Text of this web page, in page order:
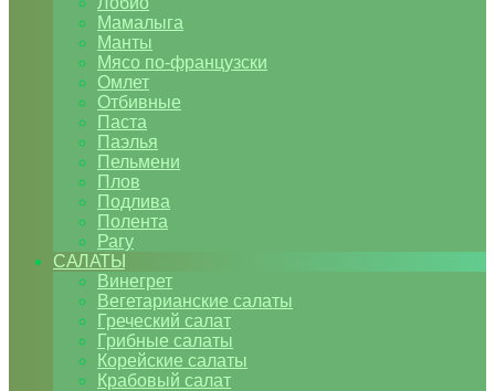
Мамалыга
Манты
Мясо по-французски
Омлет
Отбивные
Паста
Паэлья
Пельмени
Плов
Подлива
Полента
Рагу
САЛАТЫ
Винегрет
Вегетарианские салаты
Греческий салат
Грибные салаты
Корейские салаты
Крабовый салат